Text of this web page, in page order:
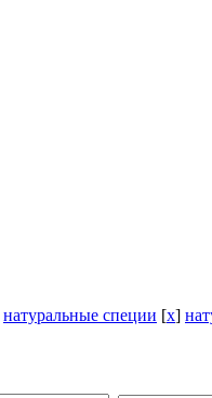
натуральные специи [x]